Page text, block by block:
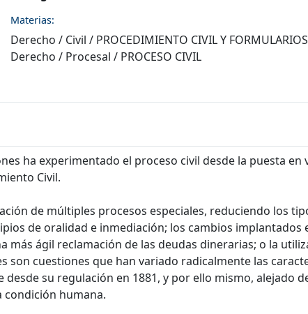
Materias:
Derecho / Civil / PROCEDIMIENTO CIVIL Y FORMULARIOS
Derecho / Procesal / PROCESO CIVIL
ha experimentado el proceso civil desde la puesta en
Civil.
de múltiples procesos especiales, reduciendo los
de oralidad e inmediación; los cambios implantados
ágil reclamación de las deudas dinerarias; o la
son cuestiones que han variado radicalmente las
su regulación en 1881, y por ello mismo, alejado
condición humana.